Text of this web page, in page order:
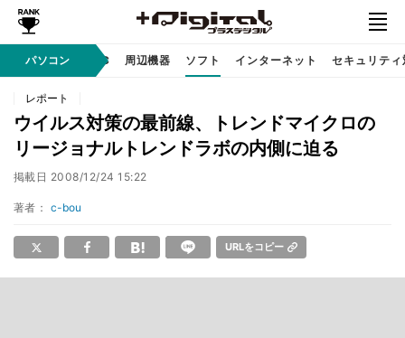
パソコン
クノロジ AI PC 周辺機器 ソフト インターネット セキュリティ
レポート
ウイルス対策の最前線、トレンドマイクロの
リージョナルトレンドラボの内側に迫る
掲載日 2008/12/24 15:22
著者： c-bou
URLをコピー